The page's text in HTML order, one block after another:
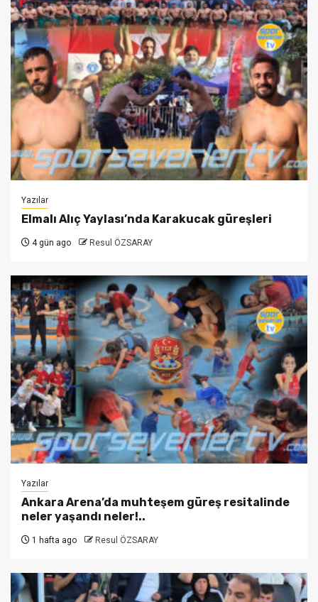
Yazılar
Elmalı Alıç Yaylası’nda Karakucak güreşleri
4 gün ago Resul ÖZSARAY
Yazılar
Ankara Arena’da muhteşem güreş resitalinde
neler yaşandı neler!..
1 hafta ago Resul ÖZSARAY